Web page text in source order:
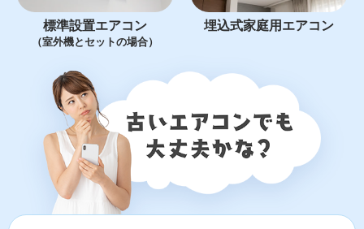
標準設置エアコン
（室外機とセットの場合）
埋込式家庭用エアコン